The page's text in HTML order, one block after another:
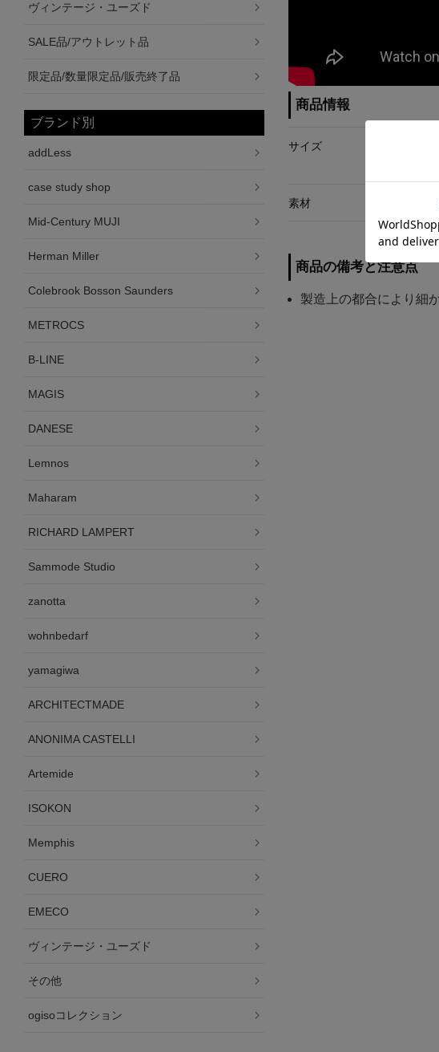
商品情報
サイズ
ラージ：
ミディア
素材 バーチ合
商品の備考と注意点
製造上の都合により細
ヴィンテージ・ユーズド
SALE品/アウトレット品
限定品/数量限定品/販売終了品
ブランド別
addLess
case study shop
Mid-Century MUJI
Herman Miller
Colebrook Bosson Saunders
METROCS
B-LINE
MAGIS
DANESE
Lemnos
Maharam
RICHARD LAMPERT
Sammode Studio
zanotta
wohnbedarf
yamagiwa
ARCHITECTMADE
ANONIMA CASTELLI
Artemide
ISOKON
Memphis
CUERO
EMECO
ヴィンテージ・ユーズド
その他
ogisoコレクション